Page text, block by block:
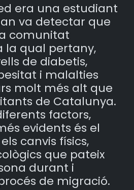
era una estudiant
va detectar que
comunitat
la qual pertany,
de diabetis,
i malalties
molt més alt que
de Catalunya.
factors,
evidents és el
canvis físics,
que pateix
durant i
de migració.